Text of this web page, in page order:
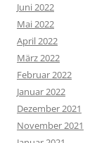
Juni 2022
Mai 2022
April 2022
März 2022
Februar 2022
Januar 2022
Dezember 2021
November 2021